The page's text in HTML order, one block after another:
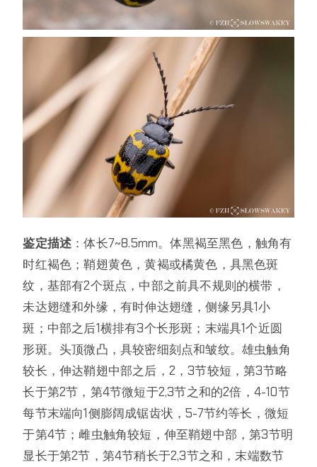
鉴定描述 ：体长7~8.5mm。体黑褐至黑色，触角有
时红褐色；鞘翅黄色，黄褐或橘黄色，具黑色斑
纹，基部有2个斑点，中部之前具不规则的横带，
未达翅缝和外缘，有时伸达翅缝，侧缘另具1小
斑；中部之后1横排有3个长形斑；末端具1个近圆
形斑。头顶微凸，具较密细刻点和皱纹。雄虫触角
较长，伸达鞘翅中部之后，2，3节较短，第3节略
长于第2节，第4节微短于2,3节之和的2倍，4-10节
每节末端向1侧膨阔成锯齿状，5-7节约等长，微短
于第4节；雌虫触角较短，伸至鞘翅中部，第3节明
显长于第2节，第4节稍长于2,3节之和，末端数节